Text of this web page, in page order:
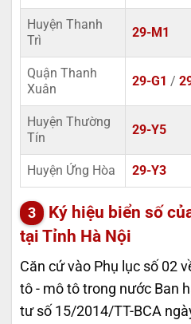
Huyện Thanh
Trì
29-M1
Quận Thanh
Xuân
29-G1 /
Huyện Thường
Tín
29-Y5
Huyện Ứng Hòa 29-Y3
Ký hiệu biển số
tại Tỉnh Hà Nội
Căn cứ vào Phụ lục số 02
tô - mô tô trong nước Ban
tư số 15/2014/TT-BCA